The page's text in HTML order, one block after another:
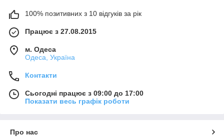
100% позитивних з 10 відгуків за рік
Працює з 27.08.2015
м. Одеса
Одеса, Україна
Контакти
Сьогодні працює з 09:00 до 17:00
Показати весь графік роботи
Про нас